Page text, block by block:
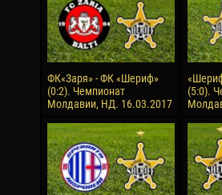
ФК«Заря» - ФК «Шериф»
(0:2). Чемпионат
Молдавии, НД. 16.03.2017
(5:0).